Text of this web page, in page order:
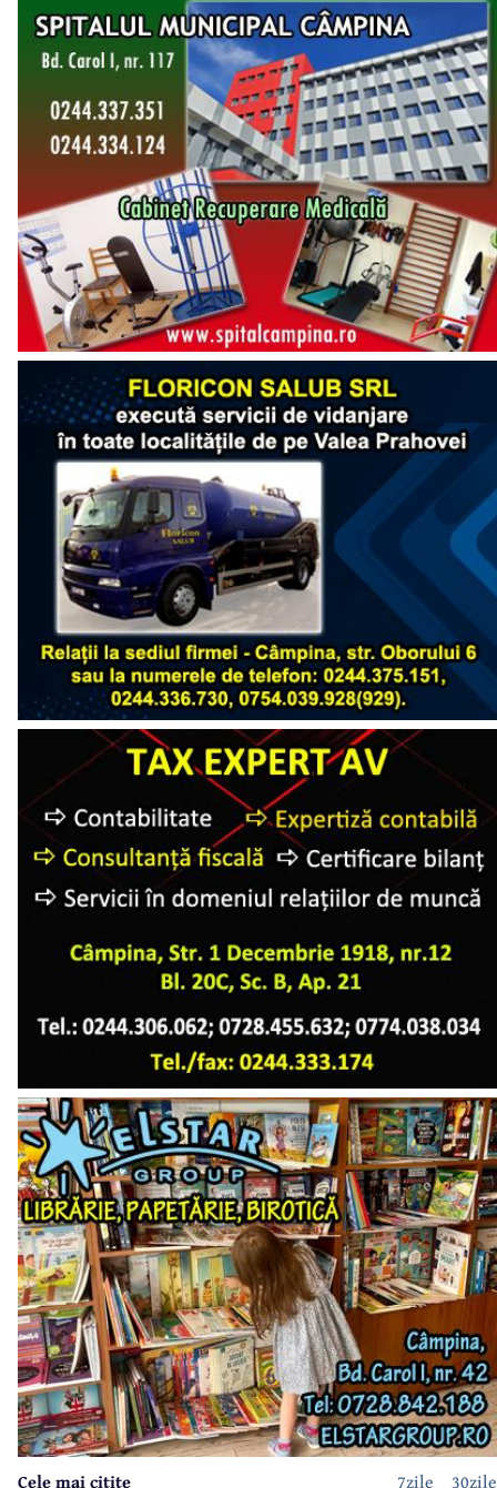
30zile
7zile
Cele mai citite